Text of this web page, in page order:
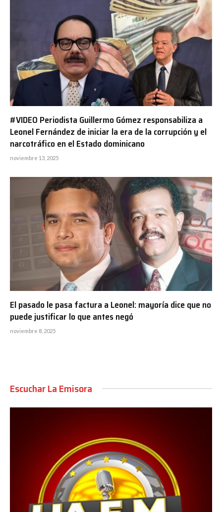
#VIDEO Periodista Guillermo Gómez responsabiliza a
Leonel Fernández de iniciar la era de la corrupción y el
narcotráfico en el Estado dominicano
noviembre 13, 2025
El pasado le pasa factura a Leonel: mayoría dice que no
puede justificar lo que antes negó
noviembre 8, 2025
Escuchar La Emisora